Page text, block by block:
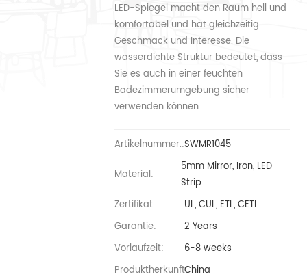
LED-Spiegel macht den Raum hell und
komfortabel und hat gleichzeitig
Geschmack und Interesse. Die
wasserdichte Struktur bedeutet, dass
Sie es auch in einer feuchten
Badezimmerumgebung sicher
verwenden können.
Artikelnummer.:SWMR1045
Material:
5mm Mirror, Iron, LED
Strip
Zertifikat:
UL, CUL, ETL, CETL
Garantie:
2 Years
Vorlaufzeit:
6-8 weeks
Produktherkunft:China